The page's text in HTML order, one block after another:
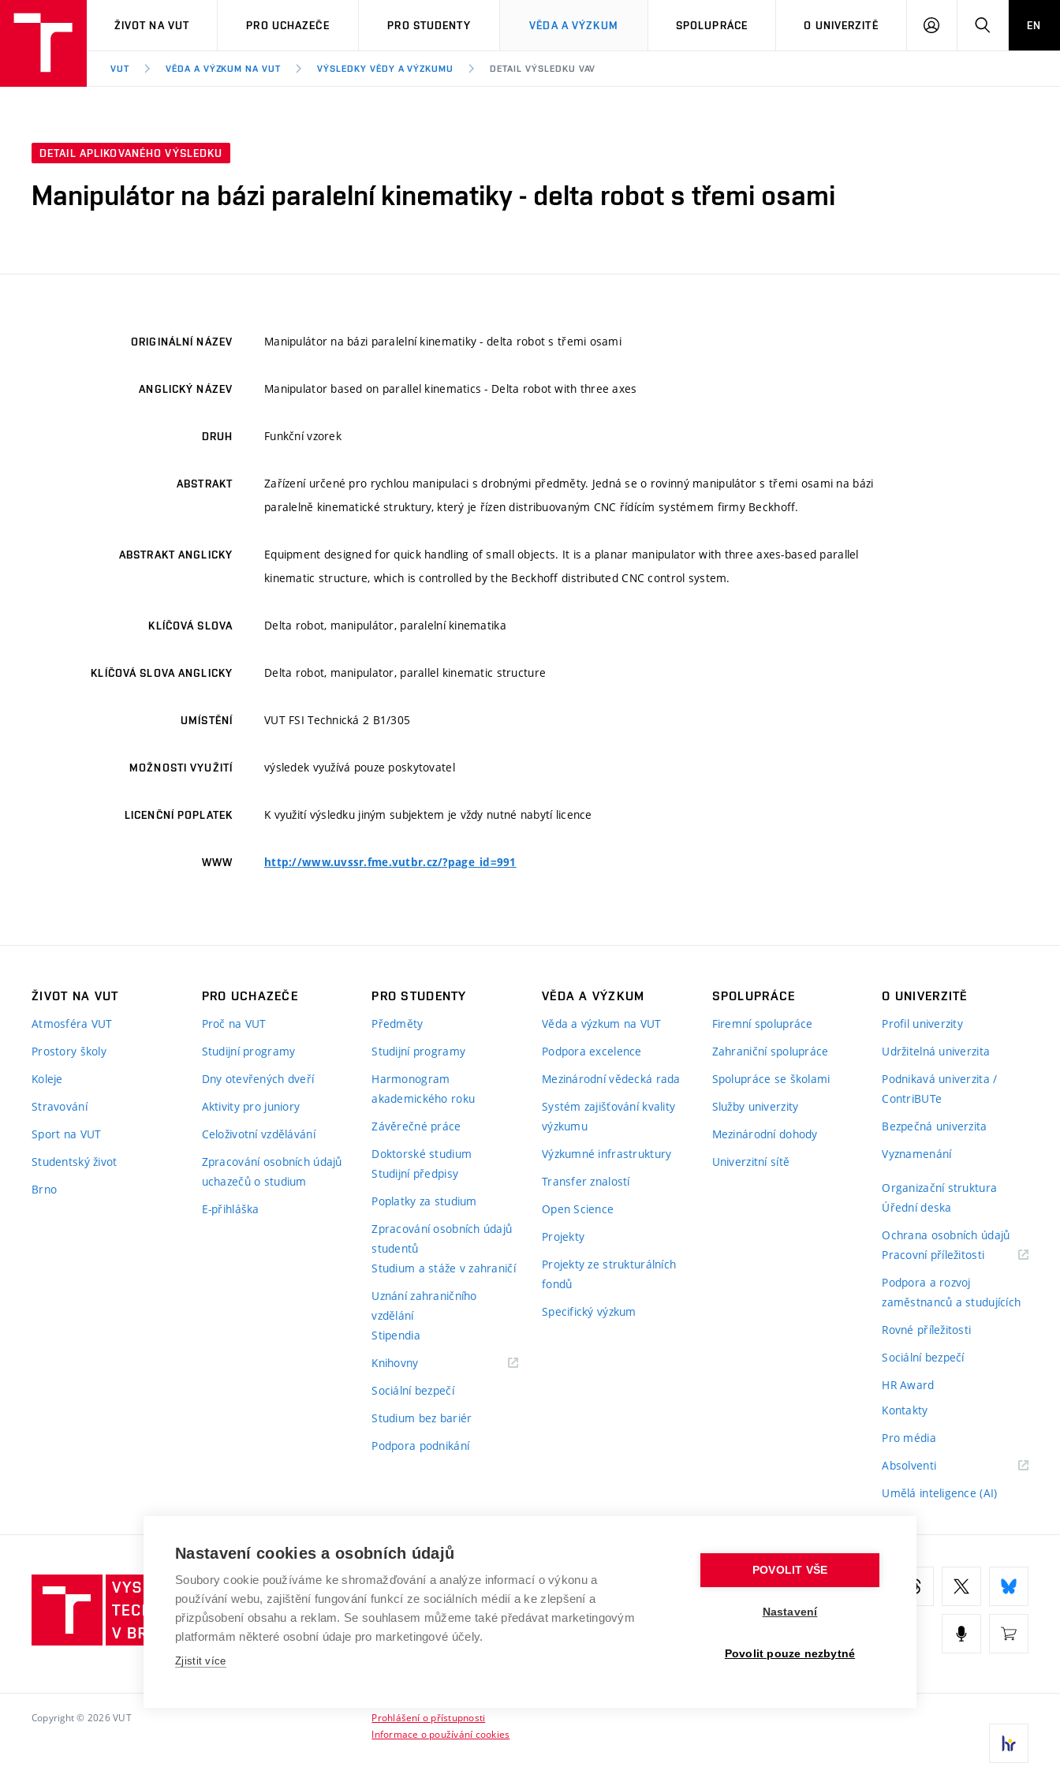
VUT
ŽIVOT NA VUT PRO UCHAZEČE PRO STUDENTY VĚDA A VÝZKUM SPOLUPRÁCE O UNIVERZITĚ
PŘIHLÁSIT HLEDATEN
VUT VĚDA A VÝZKUM NA VUT VÝSLEDKY VĚDY A VÝZKUMU DETAIL VÝSLEDKU VAV
DETAIL APLIKOVANÉHO VÝSLEDKU
Manipulátor na bázi paralelní kinematiky - delta robot s třemi osami
ORIGINÁLNÍ NÁZEV Manipulátor na bázi paralelní kinematiky - delta robot s třemi osami
ANGLICKÝ NÁZEV Manipulator based on parallel kinematics - Delta robot with three axes
DRUH Funkční vzorek
ABSTRAKT
Zařízení určené pro rychlou manipulaci s drobnými předměty. Jedná se o rovinný manipulátor s třemi osami na bázi
paralelně kinematické struktury, který je řízen distribuovaným CNC řídícím systémem firmy Beckhoff.
ABSTRAKT ANGLICKY
Equipment designed for quick handling of small objects. It is a planar manipulator with three axes-based parallel
kinematic structure, which is controlled by the Beckhoff distributed CNC control system.
KLÍČOVÁ SLOVA Delta robot, manipulátor, paralelní kinematika
KLÍČOVÁ SLOVA ANGLICKY Delta robot, manipulator, parallel kinematic structure
UMÍSTĚNÍ VUT FSI Technická 2 B1/305
MOŽNOSTI VYUŽITÍ výsledek využívá pouze poskytovatel
LICENČNÍ POPLATEK K využití výsledku jiným subjektem je vždy nutné nabytí licence
WWW http://www.uvssr.fme.vutbr.cz/?page_id=991
ŽIVOT NA VUT
Atmosféra VUT
Prostory školy
Koleje
Stravování
Sport na VUT
Studentský život
Brno
PRO UCHAZEČE
Proč na VUT
Studijní programy
Dny otevřených dveří
Aktivity pro juniory
Celoživotní vzdělávání
Zpracování osobních údajů
uchazečů o studium
E-přihláška
PRO STUDENTY
Předměty
Studijní programy
Harmonogram
akademického roku
Závěrečné práce
Doktorské studium
Studijní předpisy
Poplatky za studium
Zpracování osobních údajů
studentů
Studium a stáže v zahraničí
Uznání zahraničního
vzdělání
Stipendia
Knihovny(externí
Sociální bezpečí
Studium bez bariér
Podpora podnikání
VĚDA A VÝZKUM
Věda a výzkum na VUT
Podpora excelence
Mezinárodní vědecká rada
Systém zajišťování kvality
výzkumu
Výzkumné infrastruktury
Transfer znalostí
Open Science
Projekty
Projekty ze strukturálních
fondů
Specifický výzkum
SPOLUPRÁCE
Firemní spolupráce
Zahraniční spolupráce
Spolupráce se školami
Služby univerzity
Mezinárodní dohody
Univerzitní sítě
O UNIVERZITĚ
Profil univerzity
Udržitelná univerzita
Podnikavá univerzita /
ContriBUTe
Bezpečná univerzita
Vyznamenání
Organizační struktura
Úřední deska
Ochrana osobních údajů
Pracovní příležitosti(externí
Podpora a rozvoj
zaměstnanců a studujících
Rovné příležitosti
Sociální bezpečí
HR Award
Kontakty
Pro média
Absolventi(externí
Umělá inteligence (AI)
Vysoké
učení
technické
v
VYSOKÉ UČENÍ TECHNICKÉ V BRNĚ
Antonínská 548/1
602 00 Brno
www.vut.cz
Copyright © 2026 VUT
Prohlášení o přístupnosti
Informace o používání cookies
Nastavení cookies a osobních údajů
Soubory cookie používáme ke shromažďování a analýze informací o výkonu a
používání webu, zajištění fungování funkcí ze sociálních médií a ke zlepšení a
přizpůsobení obsahu a reklam. Se souhlasem můžeme také předávat marketingovým
platformám některé osobní údaje pro marketingové účely.
Zjistit více
POVOLIT VŠE
Nastavení
Povolit pouze nezbytné